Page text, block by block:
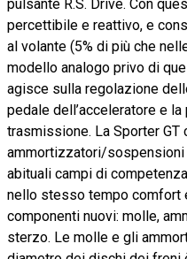
pulsante R.S. Drive. Con
percettibile e reattivo, e
al volante (5% di più che
modello analogo privo di
agisce sulla regolazione
pedale dell’acceleratore e
trasmissione. La Sporter GT
ammortizzatori/
abituali campi di
nello stesso tempo comfort
componenti nuovi: molle,
sterzo. Le molle e gli